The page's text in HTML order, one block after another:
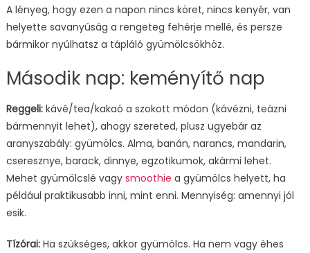
A lényeg, hogy ezen a napon nincs köret, nincs kenyér, van
helyette savanyúság a rengeteg fehérje mellé, és persze
bármikor nyúlhatsz a tápláló gyümölcsökhöz.
Második nap: keményítő nap
Reggeli:kávé/tea/kakaó a szokott módon (kávézni, teázni
bármennyit lehet), ahogy szereted, plusz ugyebár az
aranyszabály: gyümölcs. Alma, banán, narancs, mandarin,
cseresznye, barack, dinnye, egzotikumok, akármi lehet.
Mehet gyümölcslé vagy smoothie a gyümölcs helyett, ha
például praktikusabb inni, mint enni. Mennyiség: amennyi jól
esik.
Tízórai:Ha szükséges, akkor gyümölcs. Ha nem vagy éhes